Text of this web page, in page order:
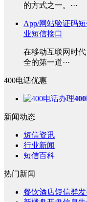
的方式之一。···
App/网站验证码
业短信接口
在移动互联网时
全的第一道···
400电话优惠
新闻动态
短信资讯
行业新闻
短信百科
热门新闻
餐饮酒店短信群发